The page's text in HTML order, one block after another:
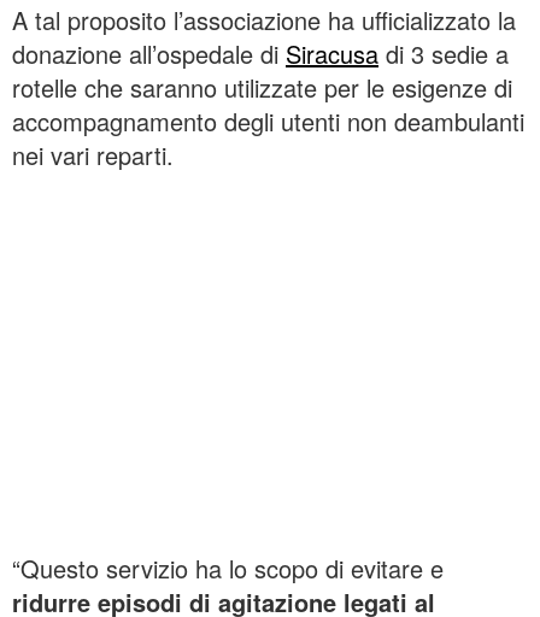
A tal proposito l’associazione ha ufficializzato la
donazione all’ospedale di Siracusa di 3 sedie a
rotelle che saranno utilizzate per le esigenze di
accompagnamento degli utenti non deambulanti
nei vari reparti.
“Questo servizio ha lo scopo di evitare e
ridurre episodi di agitazione legati al